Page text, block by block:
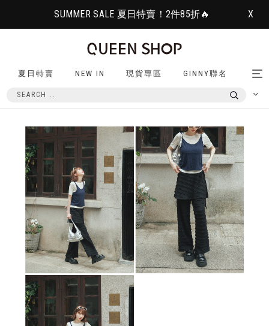
SUMMER SALE 夏日特賣！2件85折🔥 X
夏日特賣 NEW IN 現貨專區 GINNY聯名